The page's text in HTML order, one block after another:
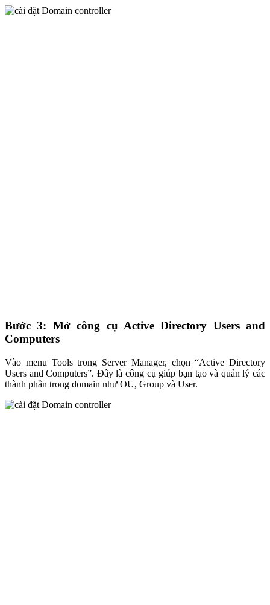
Bước 3: Mở công cụ Active Directory Users and
Computers
Vào menu Tools trong Server Manager, chọn “Active Directory
Users and Computers”. Đây là công cụ giúp bạn tạo và quản lý các
thành phần trong domain như OU, Group và User.